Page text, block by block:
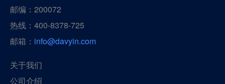
邮编：200072
热线：400-8378-725
邮箱： info@davyin.com
关于我们
公司介绍